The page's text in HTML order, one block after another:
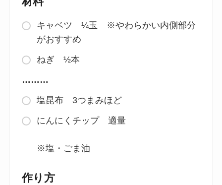
キャベツ ¼玉 ※やわらかい内側部分
がおすすめ
ねぎ ½本
………
塩昆布 3つまみほど
にんにくチップ 適量
※塩・ごま油
作り方